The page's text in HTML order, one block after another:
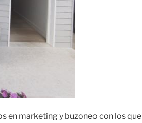
en marketing y buzoneo con los que